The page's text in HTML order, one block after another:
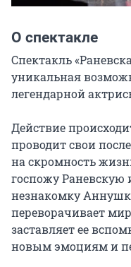
О спектакле
Спектакль
уникальная
легендарной
Действие
проводит свои
на скромность
госпожу Раневскую
незнакомку
переворачивает
заставляет ее
новым эмоциям и